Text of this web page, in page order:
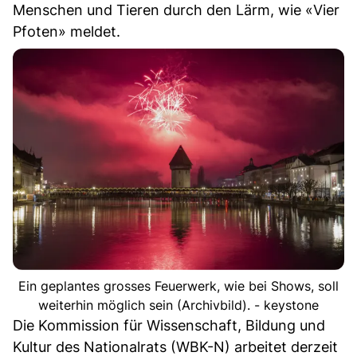
Menschen und Tieren durch den Lärm, wie «Vier
Pfoten» meldet.
Ein geplantes grosses Feuerwerk, wie bei Shows, soll
weiterhin möglich sein (Archivbild). - keystone
Die Kommission für Wissenschaft, Bildung und
Kultur des Nationalrats (WBK-N) arbeitet derzeit